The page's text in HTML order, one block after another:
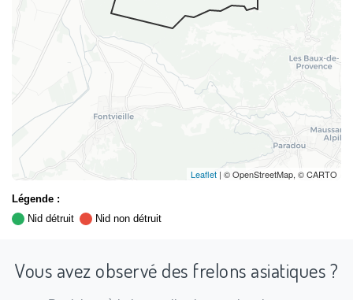
Leaflet | © OpenStreetMap, © CARTO
Légende :
Nid détruit
Nid non détruit
Vous avez observé des frelons asiatiques ?